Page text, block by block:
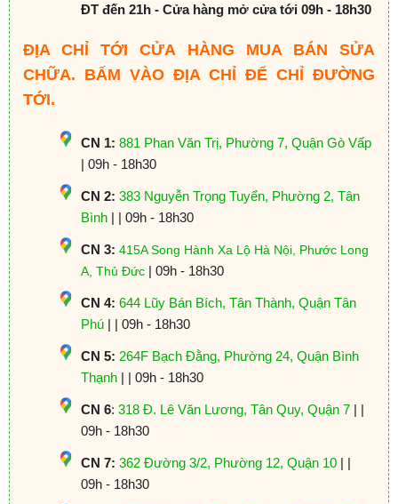
ĐT đến 21h - Cửa hàng mở cửa tới 09h - 18h30
ĐỊA CHỈ TỚI CỬA HÀNG MUA BÁN SỬA
CHỮA. BẤM VÀO ĐỊA CHỈ ĐỂ CHỈ ĐƯỜNG
TỚI.
CN 1: 881 Phan Văn Trị, Phường 7, Quận Gò Vấp
| 09h - 18h30
CN 2: 383 Nguyễn Trọng Tuyển, Phường 2, Tân
Bình| | 09h - 18h30
CN 3: 415A Song Hành Xa Lộ Hà Nội, Phước Long
A, Thủ Đức| 09h - 18h30
CN 4: 644 Lũy Bán Bích, Tân Thành, Quận Tân
Phú| | 09h - 18h30
CN 5: 264F Bạch Đằng, Phường 24, Quận Bình
Thạnh| | 09h - 18h30
CN 6: 318 Đ. Lê Văn Lương, Tân Quy, Quận 7| |
09h - 18h30
CN 7: 362 Đường 3/2, Phường 12, Quận 10| |
09h - 18h30